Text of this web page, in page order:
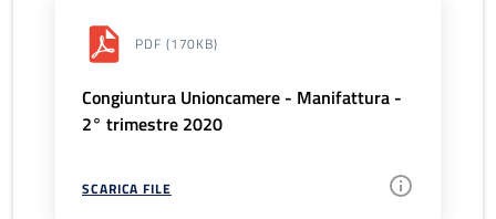
PDF (170KB)
Congiuntura Unioncamere - Manifattura -
2° trimestre 2020
SCARICA FILE